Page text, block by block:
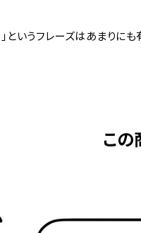
」というフレーズはあまり
こ